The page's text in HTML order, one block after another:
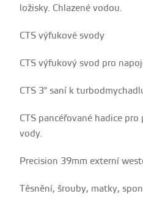
ložisky. Chlazené vodou.
CTS výfukové svody
CTS výfukový svod pro
CTS 3" saní k
CTS pancéřované hadice
vody.
Precision 39mm externí
Těsnění, šrouby, matky,